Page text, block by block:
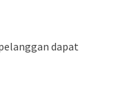
dapat